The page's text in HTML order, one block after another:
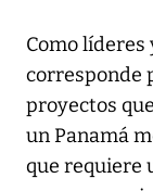
Como líderes
corresponde
proyectos
un Panamá
que requiere